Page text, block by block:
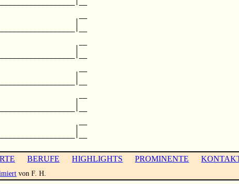
|
|                   |
|
|
BERUFE HIGHLIGHTS PROMINENTE
von F. H.